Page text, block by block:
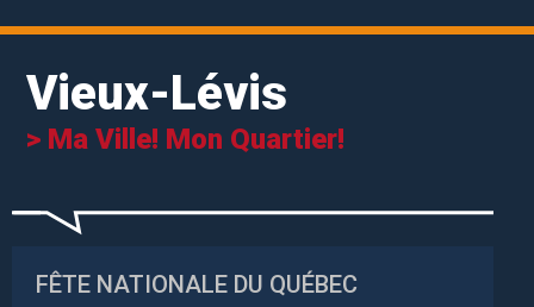
Vieux-Lévis
> Ma Ville! Mon Quartier!
FÊTE NATIONALE DU QUÉBEC